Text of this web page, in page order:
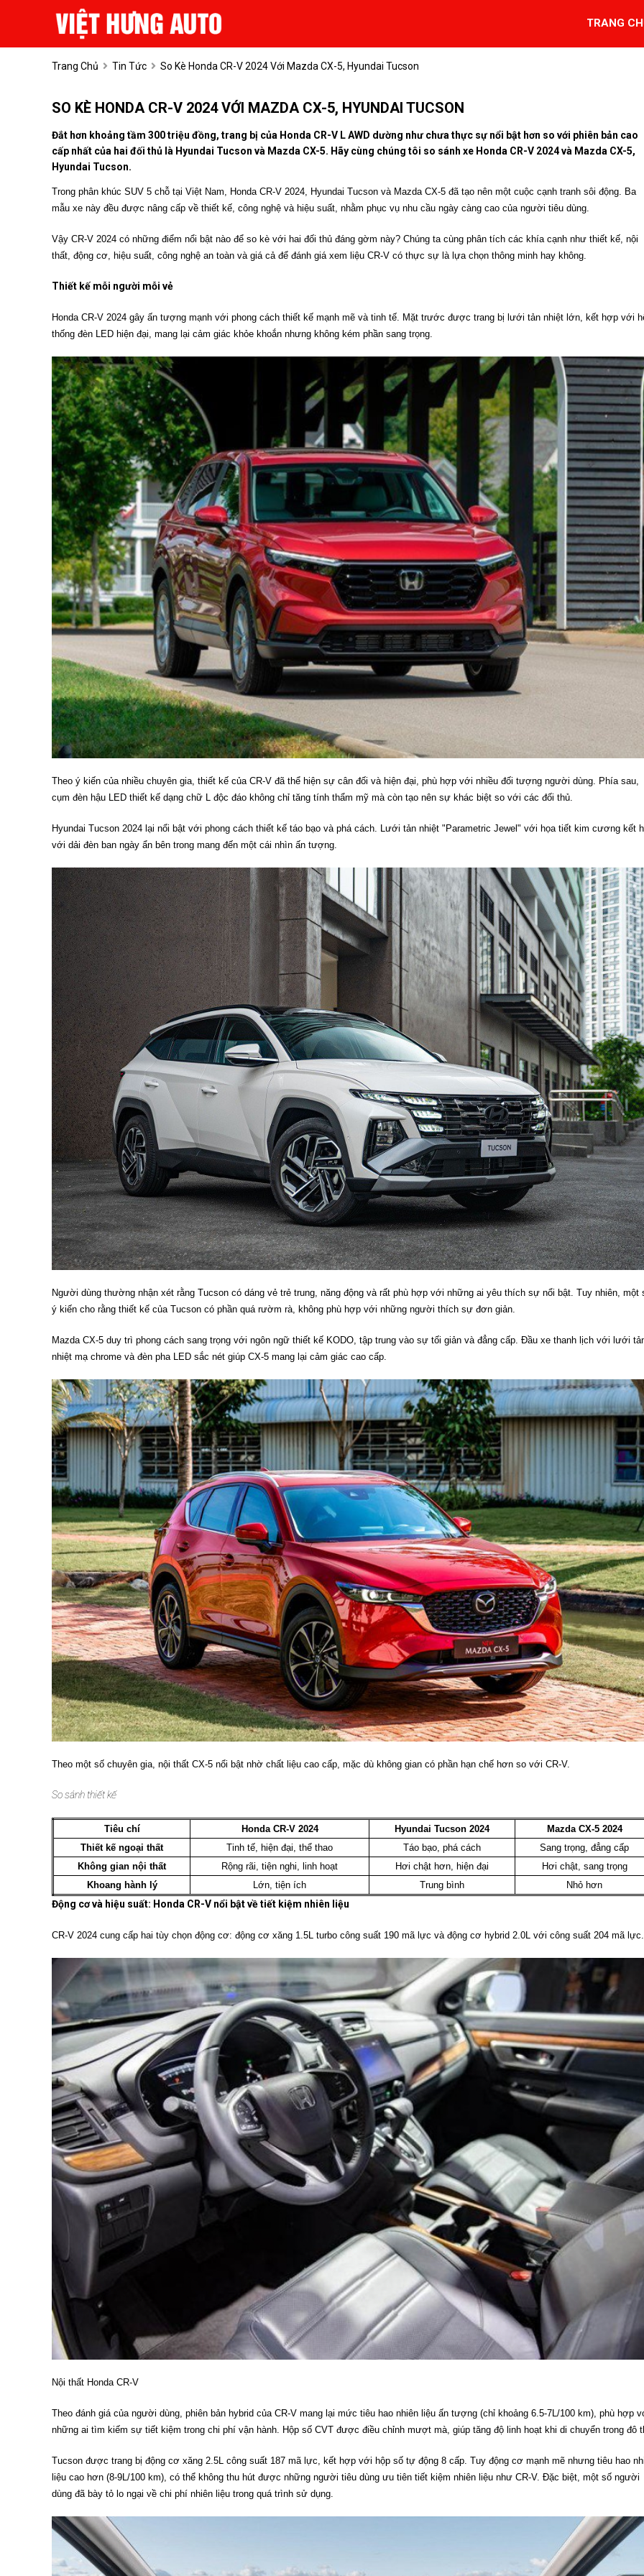
TRANG
Trang Chủ Tin Tức So Kè Honda CR-V 2024 Với Mazda CX-5, Hyundai Tucson
SO KÈ HONDA CR-V 2024 VỚI MAZDA CX-5, HYUNDAI TUCSON
Đắt hơn khoảng tầm 300 triệu đồng, trang bị của Honda CR-V L AWD dường như chưa thực sự nổi bật hơn so với phiên bản cao
cấp nhất của hai đối thủ là Hyundai Tucson và Mazda CX-5. Hãy cùng chúng tôi so sánh xe Honda CR-V 2024 và Mazda CX-5,
Hyundai Tucson.
Trong phân khúc SUV 5 chỗ tại Việt Nam, Honda CR-V 2024, Hyundai Tucson và Mazda CX-5 đã tạo nên một cuộc cạnh tranh sôi động. Ba
mẫu xe này đều được nâng cấp về thiết kế, công nghệ và hiệu suất, nhằm phục vụ nhu cầu ngày càng cao của người tiêu dùng.
Vậy CR-V 2024 có những điểm nổi bật nào để so kè với hai đối thủ đáng gờm này? Chúng ta cùng phân tích các khía cạnh như thiết kế, nội
thất, động cơ, hiệu suất, công nghệ an toàn và giá cả để đánh giá xem liệu CR-V có thực sự là lựa chọn thông minh hay không.
Thiết kế mỗi người mỗi vẻ
Honda CR-V 2024 gây ấn tượng mạnh với phong cách thiết kế mạnh mẽ và tinh tế. Mặt trước được trang bị lưới tản nhiệt lớn, kết hợp với
thống đèn LED hiện đại, mang lại cảm giác khỏe khoắn nhưng không kém phần sang trọng.
Theo ý kiến của nhiều chuyên gia, thiết kế của CR-V đã thể hiện sự cân đối và hiện đại, phù hợp với nhiều đối tượng người dùng. Phía sau,
cụm đèn hậu LED thiết kế dạng chữ L độc đáo không chỉ tăng tính thẩm mỹ mà còn tạo nên sự khác biệt so với các đối thủ.
Hyundai Tucson 2024 lại nổi bật với phong cách thiết kế táo bạo và phá cách. Lưới tản nhiệt "Parametric Jewel" với họa tiết kim cương kết
với dải đèn ban ngày ẩn bên trong mang đến một cái nhìn ấn tượng.
Người dùng thường nhận xét rằng Tucson có dáng vẻ trẻ trung, năng động và rất phù hợp với những ai yêu thích sự nổi bật. Tuy nhiên, một
ý kiến cho rằng thiết kế của Tucson có phần quá rườm rà, không phù hợp với những người thích sự đơn giản.
Mazda CX-5 duy trì phong cách sang trọng với ngôn ngữ thiết kế KODO, tập trung vào sự tối giản và đẳng cấp. Đầu xe thanh lịch với lưới
nhiệt mạ chrome và đèn pha LED sắc nét giúp CX-5 mang lại cảm giác cao cấp.
Theo một số chuyên gia, nội thất CX-5 nổi bật nhờ chất liệu cao cấp, mặc dù không gian có phần hạn chế hơn so với CR-V.
So sánh thiết kế
Tiêu chí Honda CR-V 2024 Hyundai Tucson 2024
Mazda CX-5 2024
Thiết kế ngoại thất
Tinh tế, hiện đại, thể thao Táo bạo, phá cách
Sang trọng, đẳng cấp
Không gian nội thất
Rộng rãi, tiện nghi, linh hoạt Hơi chật hơn, hiện đại
Hơi chật, sang trọng
Khoang hành lý
Lớn, tiện ích Trung bình Nhỏ hơn
Động cơ và hiệu suất: Honda CR-V nổi bật về tiết kiệm nhiên liệu
CR-V 2024 cung cấp hai tùy chọn động cơ: động cơ xăng 1.5L turbo công suất 190 mã lực và động cơ hybrid 2.0L với công suất 204 mã lực.
Nội thất Honda CR-V
Theo đánh giá của người dùng, phiên bản hybrid của CR-V mang lại mức tiêu hao nhiên liệu ấn tượng (chỉ khoảng 6.5-7L/100 km), phù hợp
những ai tìm kiếm sự tiết kiệm trong chi phí vận hành. Hộp số CVT được điều chỉnh mượt mà, giúp tăng độ linh hoạt khi di chuyển trong đô
Tucson được trang bị động cơ xăng 2.5L công suất 187 mã lực, kết hợp với hộp số tự động 8 cấp. Tuy động cơ mạnh mẽ nhưng tiêu hao
liệu cao hơn (8-9L/100 km), có thể không thu hút được những người tiêu dùng ưu tiên tiết kiệm nhiên liệu như CR-V. Đặc biệt, một số người
dùng đã bày tỏ lo ngại về chi phí nhiên liệu trong quá trình sử dụng.